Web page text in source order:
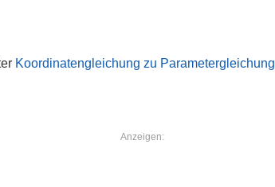
Koordinatengleichung zu Parametergleichung
Anzeigen: